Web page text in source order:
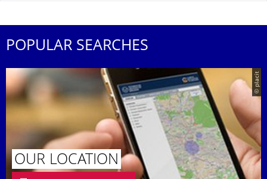
POPULAR SEARCHES
© placit
OUR LOCATION